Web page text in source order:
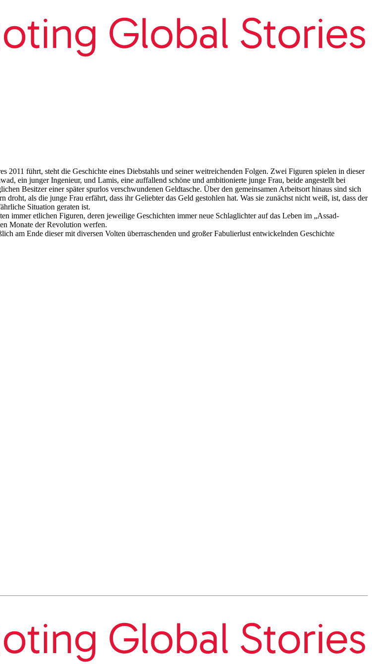
2011 führt, steht die Geschichte eines Diebstahls und seiner weitreichenden Folgen. Zwei Figuren spielen in dieser
ein junger Ingenieur, und Lamis, eine auffallend schöne und ambitionierte junge Frau, beide angestellt bei
Besitzer einer später spurlos verschwundenen Geldtasche. Über den gemeinsamen Arbeitsort hinaus sind sich
als die junge Frau erfährt, dass ihr Geliebter das Geld gestohlen hat. Was sie zunächst nicht weiß, ist, dass der
Situation geraten ist.
immer etlichen Figuren, deren jeweilige Geschichten immer neue Schlaglichter auf das Leben im „Assad-
Monate der Revolution werfen.
am Ende dieser mit diversen Volten überraschenden und großer Fabulierlust entwickelnden Geschichte